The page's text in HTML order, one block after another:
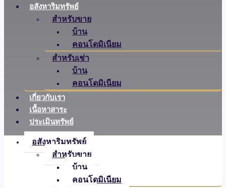
อสังหาริมทรัพย์
สำหรับขาย
บ้าน
คอนโดมิเนียม
สำหรับเช่า
บ้าน
เกี่ยวกับเรา
เนื้อหาสาระ
ประเมินทรัพย์
อสังหาริมทรัพย์
สำหรับขาย